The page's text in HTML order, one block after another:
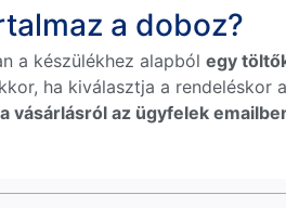
a doboz?
a készülékhez alapbólegy
ha kiválasztja a rendeléskor
vásárlásról az ügyfelek